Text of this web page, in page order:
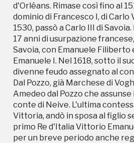
d'Orléans. Rimase così fino al
dominio di Francesco I, di Carlo
1530, passò a Carlo III di
17 anni di usurpazione
Savoia, con Emanuele Filiberto
Emanuele I. Nel 1618, sotto il
divenne feudo assegnato al
Dal Pozzo, già Marchese di
Amedeo dal Pozzo che
conte di Neive. L'ultima
Vittoria, andò in sposa al figlio
primo Re d'Italia Vittorio
per un breve periodo anche
Storico
luogo